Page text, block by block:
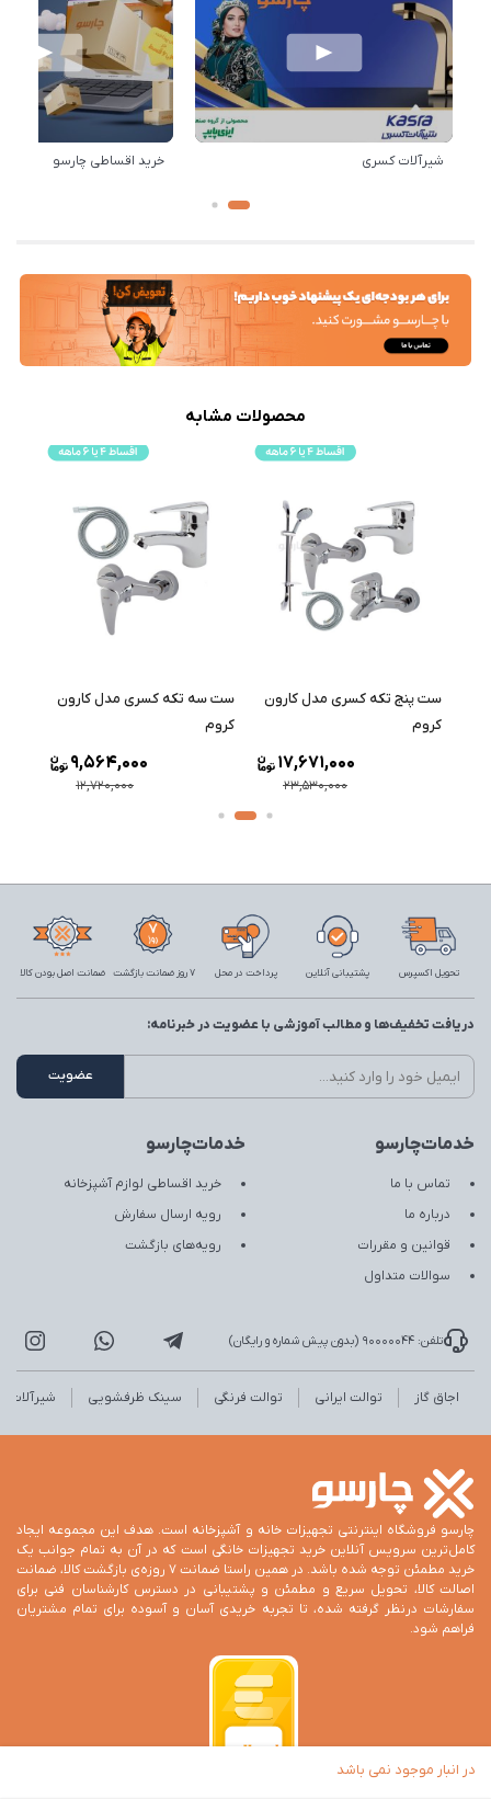
در انبار موجود نمی باشد
شیرآلات کسری خرید اقساطی چارسو
محصولات مشابه
ست پنج تکه کسری مدل کارون
کروم
23,530,000
17,671,000
ست سه تکه کسری مدل کارون
کروم
12,720,000
9,564,000
تحویل اکسپرس پشتیبانی آنلاین پرداخت در محل 7 روز ضمانت بازگشت ضمانت اصل بودن کالا
خدمات‌چارسو
تماس با ما
درباره ما
قوانین و مقررات
سوالات متداول
خدمات‌چارسو
خرید اقساطی لوازم آشپزخانه
رویه ارسال سفارش
رویه‌های بازگشت
دریافت تخفیف‌ها و مطالب آموزشی با عضویت در خبرنامه:
تلفن: 90000044 (بدون پیش شماره و رایگان)
اجاق گاز توالت ایرانی توالت فرنگی سینک ظرفشویی شیرآلات
چارسو فروشگاه اینترنتی تجهیزات خانه و آشپزخانه است. هدف این مجموعه ایجاد
کامل‌ترین سرویس آنلاین خرید تجهیزات خانگی است که در آن به تمام جوانب یک
خرید مطمئن توجه شده باشد. در همین راستا ضمانت 7 روزه‌ی بازگشت کالا، ضمانت
اصالت کالا، تحویل سریع و مطمئن و پشتیبانی در دسترس کارشناسان فنی برای
سفارشات درنظر گرفته شده، تا تجربه خریدی آسان و آسوده برای تمام مشتریان
فراهم شود.